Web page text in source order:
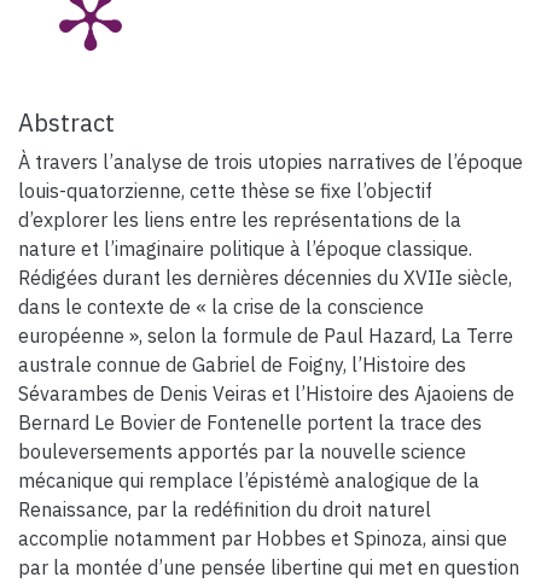
Abstract
À travers l’analyse de trois utopies narratives de l’époque
louis-quatorzienne, cette thèse se fixe l’objectif
d’explorer les liens entre les représentations de la
nature et l’imaginaire politique à l’époque classique.
Rédigées durant les dernières décennies du XVIIe siècle,
dans le contexte de « la crise de la conscience
européenne », selon la formule de Paul Hazard, La Terre
australe connue de Gabriel de Foigny, l’Histoire des
Sévarambes de Denis Veiras et l’Histoire des Ajaoiens de
Bernard Le Bovier de Fontenelle portent la trace des
bouleversements apportés par la nouvelle science
mécanique qui remplace l’épistémè analogique de la
Renaissance, par la redéfinition du droit naturel
accomplie notamment par Hobbes et Spinoza, ainsi que
par la montée d’une pensée libertine qui met en question